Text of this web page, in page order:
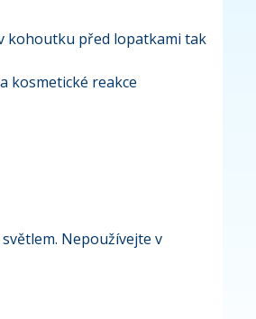
kohoutku před lopatkami tak
kosmetické reakce
Nepoužívejte v